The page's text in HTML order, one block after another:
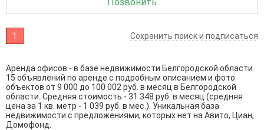
1 Сохранить поиск и подписаться
Аренда офисов - в базе недвижимости Белгородской области
15 объявлений по аренде с подробным описанием и фото
объектов от 9 000 до 100 002 руб. в месяц в Белгородской
области. Средняя стоимость - 31 348 руб. в месяц (средняя
цена за 1 кв. метр - 1 039 руб. в мес.). Уникальная база
недвижимости с предложениями, которых нет на Авито, Циан,
Домофонд.